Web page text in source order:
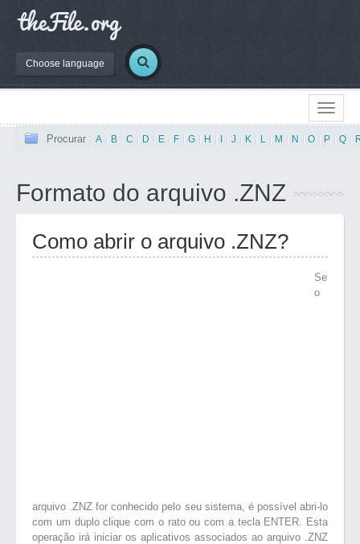
Choose language
Procurar A B C D E F G H J K L M N O P Q
Formato do arquivo .ZNZ
Como abrir o arquivo .ZNZ?
Se
o
arquivo .ZNZ for conhecido pelo seu sistema, é possível abri-lo
com um duplo clique com o rato ou com a tecla ENTER. Esta
operação irá iniciar os aplicativos associados ao arquivo .ZNZ